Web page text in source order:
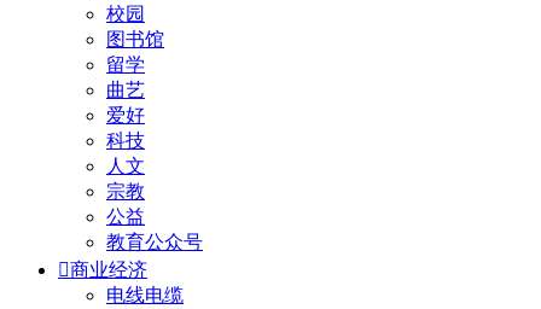
校园
图书馆
留学
曲艺
爱好
科技
人文
宗教
公益
教育公众号
商业经济
电线电缆